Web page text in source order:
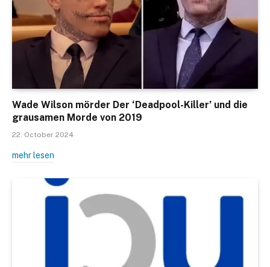
Wade Wilson mörder Der ‘Deadpool-Killer’ und die
grausamen Morde von 2019
22. October 2024
mehr lesen